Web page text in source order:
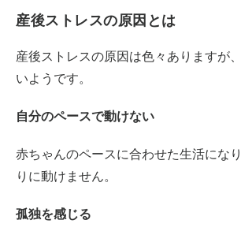
産後ストレスの原因とは
産後ストレスの原因は色々ありますが
いようです。
自分のペースで動けない
赤ちゃんのペースに合わせた生活にな
りに動けません。
孤独を感じる